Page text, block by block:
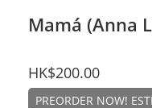
Mamá (Anna
HK$200.00
PREORDER NOW!